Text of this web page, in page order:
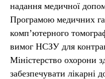
надання медичної
Програмою медичних
комп’ютерного
вимог НСЗУ для
Міністерство охорони
забезпечувати лікарні